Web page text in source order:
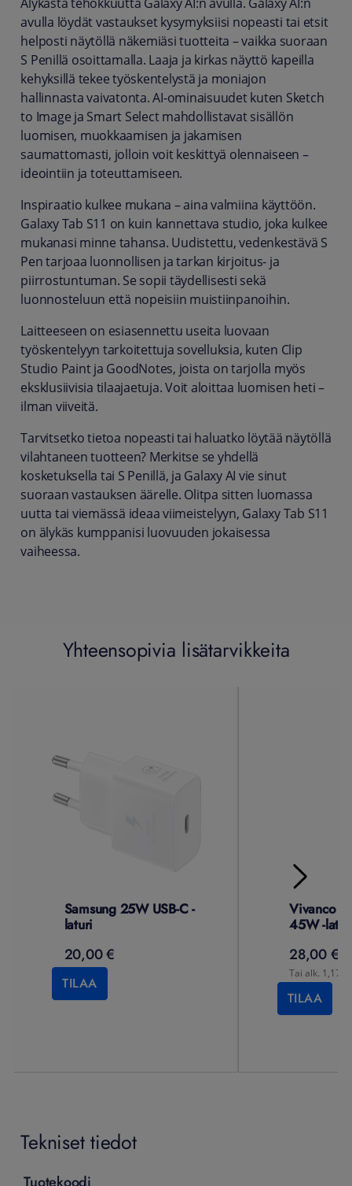
Älykästä tehokkuutta Galaxy AI:n avulla. Galaxy AI:n
avulla löydät vastaukset kysymyksiisi nopeasti tai etsit
helposti näytöllä näkemiäsi tuotteita – vaikka suoraan
S Penillä osoittamalla. Laaja ja kirkas näyttö kapeilla
kehyksillä tekee työskentelystä ja moniajon
hallinnasta vaivatonta. AI-ominaisuudet kuten Sketch
to Image ja Smart Select mahdollistavat sisällön
luomisen, muokkaamisen ja jakamisen
saumattomasti, jolloin voit keskittyä olennaiseen –
ideointiin ja toteuttamiseen.
Inspiraatio kulkee mukana – aina valmiina käyttöön.
Galaxy Tab S11 on kuin kannettava studio, joka kulkee
mukanasi minne tahansa. Uudistettu, vedenkestävä S
Pen tarjoaa luonnollisen ja tarkan kirjoitus- ja
piirrostuntuman. Se sopii täydellisesti sekä
luonnosteluun että nopeisiin muistiinpanoihin.
Laitteeseen on esiasennettu useita luovaan
työskentelyyn tarkoitettuja sovelluksia, kuten Clip
Studio Paint ja GoodNotes, joista on tarjolla myös
eksklusiivisia tilaajaetuja. Voit aloittaa luomisen heti –
ilman viiveitä.
Tarvitsetko tietoa nopeasti tai haluatko löytää näytöllä
vilahtaneen tuotteen? Merkitse se yhdellä
kosketuksella tai S Penillä, ja Galaxy AI vie sinut
suoraan vastauksen äärelle. Olitpa sitten luomassa
uutta tai viemässä ideaa viimeistelyyn, Galaxy Tab S11
on älykäs kumppanisi luovuuden jokaisessa
vaiheessa.
Yhteensopivia lisätarvikkeita
Samsung 25W USB-C -
laturi
20,00 €
TILAA
Vivanco
45W -
28,00 €
Tai alk. 1,17
TILAA
Tekniset tiedot
Tuotekoodi